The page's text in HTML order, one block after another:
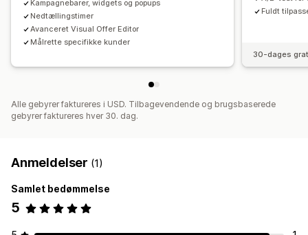
A/B-test Klikrater Konverteringsrater
Anbefalet ydeevne
Ydeevne af tragt
Kampagnebarer, widgets og popups
Nedtællingstimer
Avanceret Visual Offer Editor
Målrette specifikke kunder
Fuldt
30-dages
Alle gebyrer faktureres i USD. Tilbagevendende og brugsbaserede
gebyrer faktureres hver 30. dag.
Anmeldelser (1)
Samlet bedømmelse
5